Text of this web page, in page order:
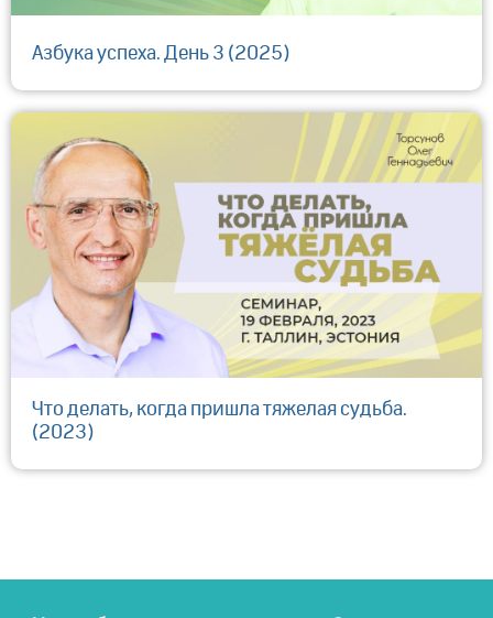
Азбука успеха. День 3 (2025)
Что делать, когда пришла тяжелая судьба.
(2023)